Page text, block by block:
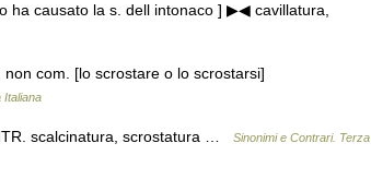
ha causato la s. dell intonaco ] ▶◀ cavillatura,
com. [lo scrostare o lo scrostarsi]
Italiana
scalcinatura, scrostatura …
Sinonimi e Contrari. Terza